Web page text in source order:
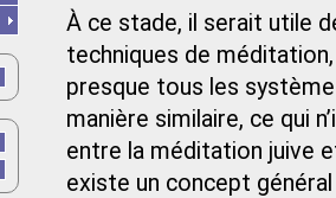
À ce stade, il serait utile
techniques de
presque tous les
manière similaire, ce qui
entre la méditation juive
existe un concept